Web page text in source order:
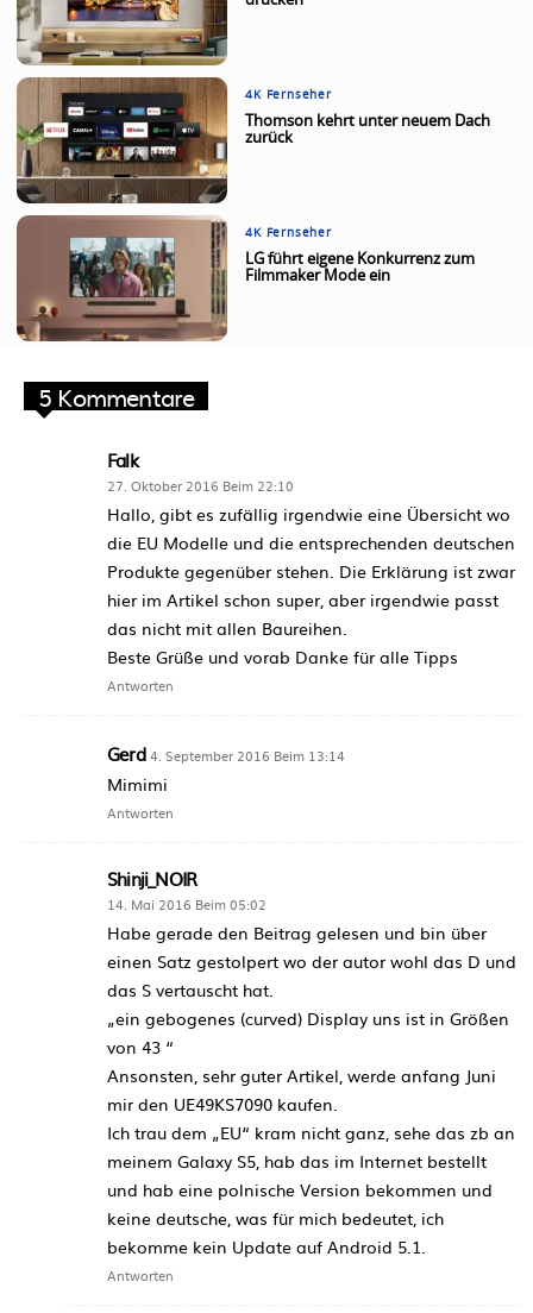
4K Fernseher
Thomson kehrt unter neuem Dach
zurück
4K Fernseher
LG führt eigene Konkurrenz zum
Filmmaker Mode ein
5 Kommentare
Falk
27. Oktober 2016 Beim 22:10
Hallo, gibt es zufällig irgendwie eine Übersicht wo
die EU Modelle und die entsprechenden deutschen
Produkte gegenüber stehen. Die Erklärung ist zwar
hier im Artikel schon super, aber irgendwie passt
das nicht mit allen Baureihen.
Beste Grüße und vorab Danke für alle Tipps
Antworten
Gerd 4. September 2016 Beim 13:14
Mimimi
Antworten
Shinji_NOIR
14. Mai 2016 Beim 05:02
Habe gerade den Beitrag gelesen und bin über
einen Satz gestolpert wo der autor wohl das D und
das S vertauscht hat.
„ein gebogenes (curved) Display uns ist in Größen
von 43 “
Ansonsten, sehr guter Artikel, werde anfang Juni
mir den UE49KS7090 kaufen.
Ich trau dem „EU“ kram nicht ganz, sehe das zb an
meinem Galaxy S5, hab das im Internet bestellt
und hab eine polnische Version bekommen und
keine deutsche, was für mich bedeutet, ich
bekomme kein Update auf Android 5.1.
Antworten